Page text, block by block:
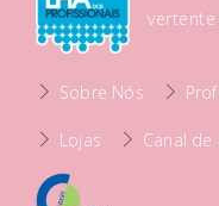
Sobre Nós
Lojas Canal de